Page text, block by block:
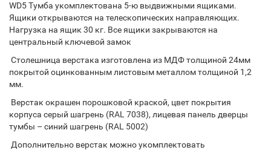
WD5 Тумба укомплектована 5-ю выдвижными ящиками.
Ящики открываются на телескопических направляющих.
Нагрузка на ящик 30 кг. Все ящики закрываются на
центральный ключевой замок
Столешница верстака изготовлена из МДФ толщиной 24мм
покрытой оцинкованным листовым металлом толщиной 1,2
мм.
Верстак окрашен порошковой краской, цвет покрытия
корпуса серый шагрень (RAL 7038), лицевая панель дверцы
тумбы – синий шагрень (RAL 5002)
Дополнительно верстак можно укомплектовать